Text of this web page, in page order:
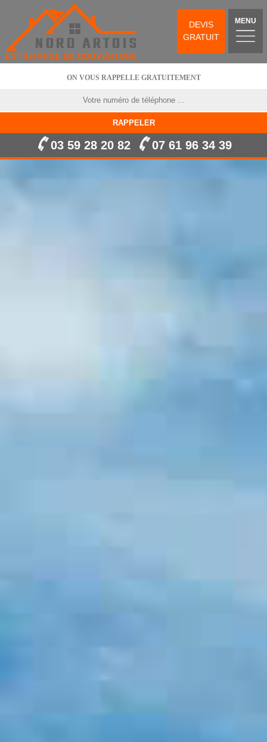
DEVIS
GRATUIT
MENU
ON VOUS RAPPELLE GRATUITEMENT
03 59 28 20 82 07 61 96 34 39